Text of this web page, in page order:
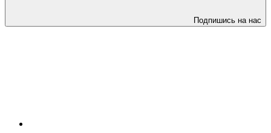
Подпишись на нас